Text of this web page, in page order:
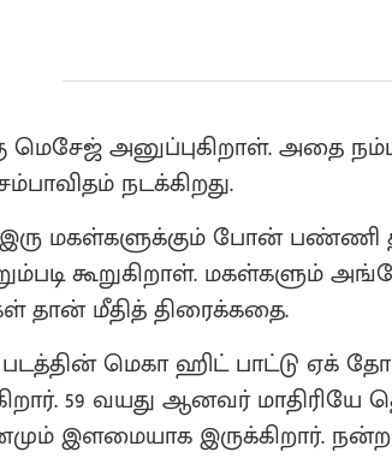
மெசேஜ் அனுப்புகிறாள். அதை
நடக்கிறது.
மகள்களுக்கும் போன் பண்ணி
கூறுகிறாள். மகள்களும்
தான் மீதித் திரைக்கதை.
மெகா ஹிட் பாட்டு ஏக் தோ
59 வயது ஆனவர்
இளமையாக இருக்கிறார். நன்றாக